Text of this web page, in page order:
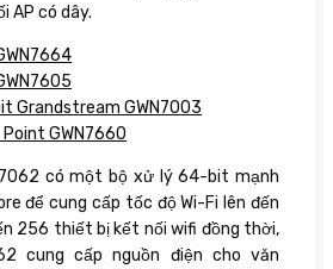
AP có dây.
Grandstream GWN7003
GWN7660
có một bộ xử lý 64-bit mạnh
để cung cấp tốc độ Wi-Fi lên đến
256 thiết bị kết nối wifi đồng thời,
cung cấp nguồn điện cho văn